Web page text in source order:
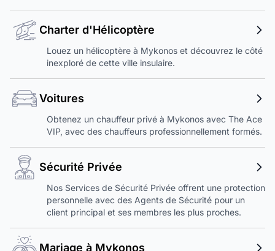
Charter d'Hélicoptère
Louez un hélicoptère à Mykonos et découvrez le côté
inexploré de cette ville insulaire.
Voitures
Obtenez un chauffeur privé à Mykonos avec The Ace
VIP, avec des chauffeurs professionnellement formés.
Sécurité Privée
Nos Services de Sécurité Privée offrent une protection
personnelle avec des Agents de Sécurité pour un
client principal et ses membres les plus proches.
Mariage à Mykonos